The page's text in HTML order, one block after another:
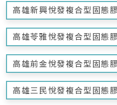
高雄新興悅發複合型固態
高雄苓雅悅發複合型固態
高雄前金悅發複合型固態
高雄三民悅發複合型固態